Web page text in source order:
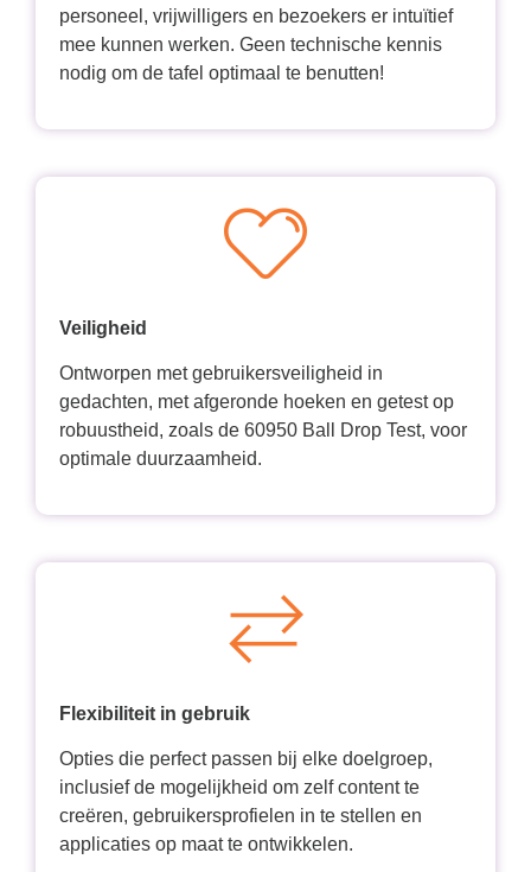
personeel, vrijwilligers en bezoekers er intuïtief
mee kunnen werken. Geen technische kennis
nodig om de tafel optimaal te benutten!
Veiligheid
Ontworpen met gebruikersveiligheid in
gedachten, met afgeronde hoeken en getest op
robuustheid, zoals de 60950 Ball Drop Test, voor
optimale duurzaamheid.
Flexibiliteit in gebruik
Opties die perfect passen bij elke doelgroep,
inclusief de mogelijkheid om zelf content te
creëren, gebruikersprofielen in te stellen en
applicaties op maat te ontwikkelen.